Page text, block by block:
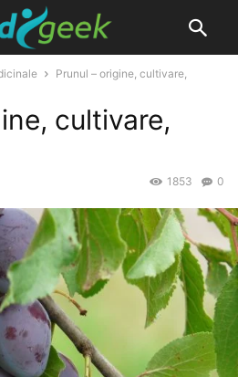
Prunul – origine, cultivare,
cultivare,
0
1853